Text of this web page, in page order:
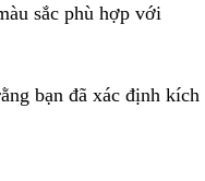
sắc phù hợp với
bạn đã xác định kích